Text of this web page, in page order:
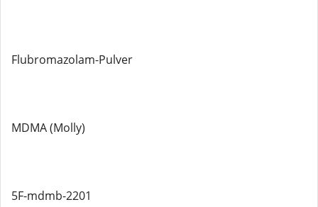
Flubromazolam-Pulver
MDMA (Molly)
5F-mdmb-2201